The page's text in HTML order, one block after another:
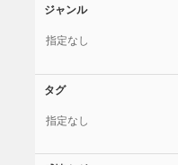
ジャンル
指定なし
タグ
指定なし